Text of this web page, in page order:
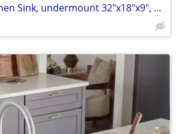
New Stainless Kitchen Sink, undermount 32"x18"x9", Kohler Sterling